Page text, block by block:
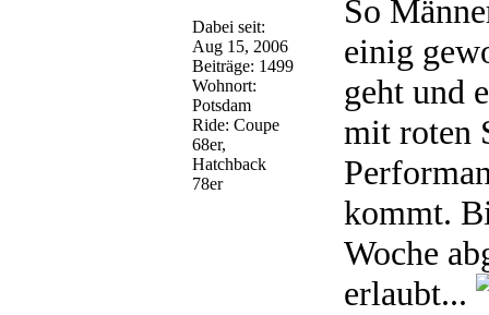
Dabei seit:
Aug 15, 2006
Beiträge: 1499
Wohnort:
Potsdam
Ride: Coupe
68er,
Hatchback
78er
So
einig
geht und
mit roten
kommt.
Woche
erlaubt...